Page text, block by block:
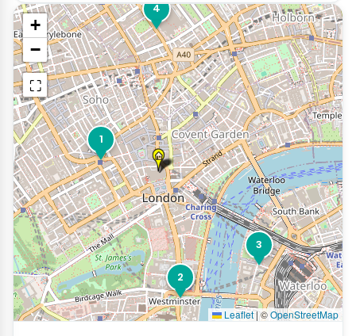
1
2
3
4
+
−
⛶
Leaflet|©OpenStreetMap